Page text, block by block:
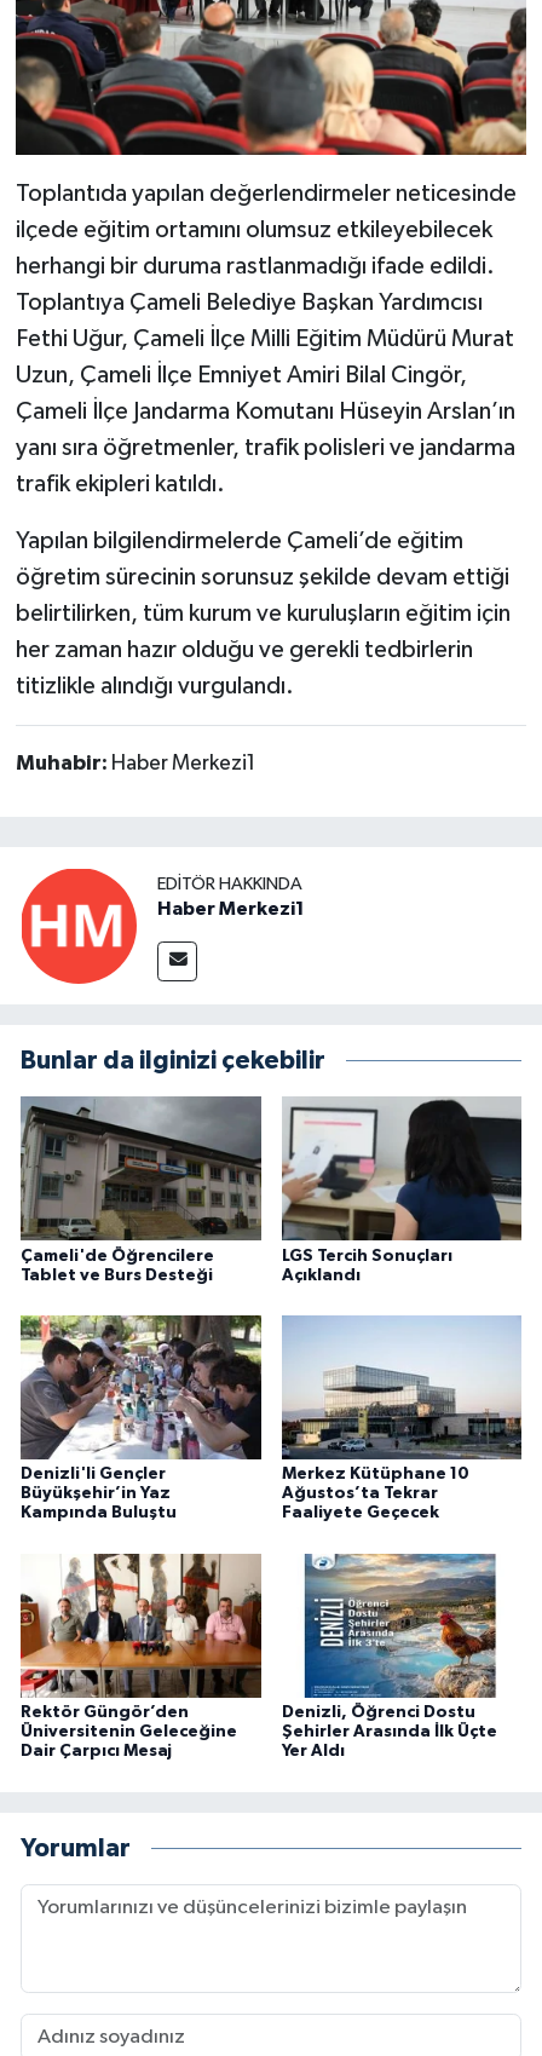
Toplantıda yapılan değerlendirmeler neticesinde
ilçede eğitim ortamını olumsuz etkileyebilecek
herhangi bir duruma rastlanmadığı ifade edildi.
Toplantıya Çameli Belediye Başkan Yardımcısı
Fethi Uğur, Çameli İlçe Milli Eğitim Müdürü Murat
Uzun, Çameli İlçe Emniyet Amiri Bilal Cingör,
Çameli İlçe Jandarma Komutanı Hüseyin Arslan’ın
yanı sıra öğretmenler, trafik polisleri ve jandarma
trafik ekipleri katıldı.
Yapılan bilgilendirmelerde Çameli’de eğitim
öğretim sürecinin sorunsuz şekilde devam ettiği
belirtilirken, tüm kurum ve kuruluşların eğitim için
her zaman hazır olduğu ve gerekli tedbirlerin
titizlikle alındığı vurgulandı.
Muhabir: Haber Merkezi1
EDITÖR HAKKINDA
Haber Merkezi1
Bunlar da ilginizi çekebilir
Çameli'de Öğrencilere
Tablet ve Burs Desteği
LGS Tercih Sonuçları
Açıklandı
Denizli'li Gençler
Büyükşehir’in Yaz
Kampında Buluştu
Merkez Kütüphane 10
Ağustos’ta Tekrar
Faaliyete Geçecek
Rektör Güngör’den
Üniversitenin Geleceğine
Dair Çarpıcı Mesaj
Denizli, Öğrenci Dostu
Şehirler Arasında İlk Üçte
Yer Aldı
Yorumlar